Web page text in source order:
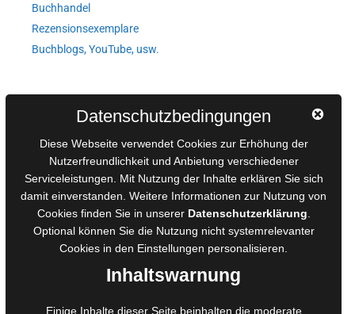
Buchhandel
Rezensionsexemplare
Buchblogs, YouTube, usw.
AGB für Medienprojekte
Online-Artikel
Manuskripte einreichen
Ausschreibungen
Belegexemplare
Eigenbedarfsexemplare
Datenschutzbedingungen
Diese Webseite verwendet Cookies zur Erhöhung der
Nutzerfreundlichkeit und Anbietung verschiedener
Serviceleistungen. Mit Nutzung der Inhalte erklären Sie sich
damit einverstanden. Weitere Informationen zur Nutzung von
Cookies finden Sie in unserer Datenschutzerklärung
Optional können Sie die Nutzung nicht systemrelevanter
Cookies in den Einstellungen personalisieren.
Inhaltswarnung
Einige Inhalte dieser Seite beinhalten die moderate